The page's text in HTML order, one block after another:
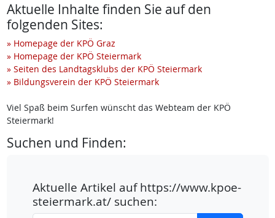
Aktuelle Inhalte finden Sie auf den
folgenden Sites:
» Homepage der KPÖ Graz
» Homepage der KPÖ Steiermark
» Seiten des Landtagsklubs der KPÖ Steiermark
» Bildungsverein der KPÖ Steiermark
Viel Spaß beim Surfen wünscht das Webteam der KPÖ
Steiermark!
Suchen und Finden:
Aktuelle Artikel auf https://www.kpoe-
steiermark.at/ suchen: